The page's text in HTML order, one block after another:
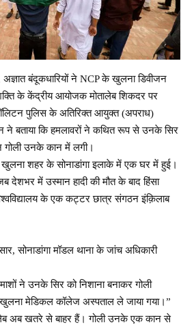
अज्ञात बंदूकधारियों ने NCP के खुलना डिवीजन
के केंद्रीय आयोजक मोतालेब शिकदर पर
पुलिस के अतिरिक्त आयुक्त (अपराध)
ने बताया कि हमलावरों ने कथित रूप से उनके सिर
गोली उनके कान में लगी।
शहर के सोनाडांगा इलाके में एक घर में हुई।
में उस्मान हादी की मौत के बाद हिंसा
के एक कट्टर छात्र संगठन इंक़िलाब
सोनाडांगा मॉडल थाना के जांच अधिकारी
ने उनके सिर को निशाना बनाकर गोली
मेडिकल कॉलेज अस्पताल ले जाया गया।”
अब खतरे से बाहर हैं। गोली उनके एक कान से